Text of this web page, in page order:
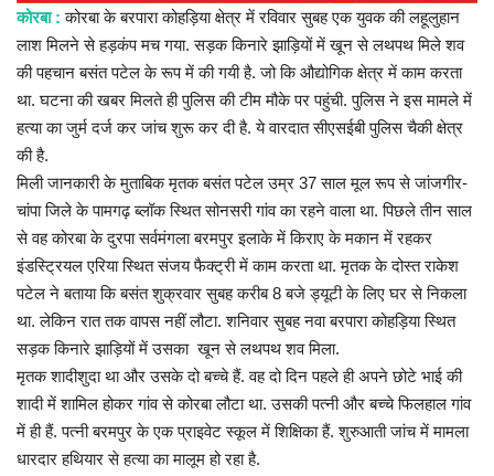
कोरबा : कोरबा के बरपारा कोहड़िया क्षेत्र में रविवार सुबह एक युवक की लहूलुहान
लाश मिलने से हड़कंप मच गया. सड़क किनारे झाड़ियों में खून से लथपथ मिले शव
की पहचान बसंत पटेल के रूप में की गयी है. जो कि औद्योगिक क्षेत्र में काम करता
था. घटना की खबर मिलते ही पुलिस की टीम मौके पर पहुंची. पुलिस ने इस मामले में
हत्या का जुर्म दर्ज कर जांच शुरू कर दी है. ये वारदात सीएसईबी पुलिस चैकी क्षेत्र
की है.
मिली जानकारी के मुताबिक मृतक बसंत पटेल उम्र 37 साल मूल रूप से जांजगीर-
चांपा जिले के पामगढ़ ब्लॉक स्थित सोनसरी गांव का रहने वाला था. पिछले तीन साल
से वह कोरबा के दुरपा सर्वमंगला बरमपुर इलाके में किराए के मकान में रहकर
इंडस्ट्रियल एरिया स्थित संजय फैक्ट्री में काम करता था. मृतक के दोस्त राकेश
पटेल ने बताया कि बसंत शुक्रवार सुबह करीब 8 बजे ड्यूटी के लिए घर से निकला
था. लेकिन रात तक वापस नहीं लौटा. शनिवार सुबह नवा बरपारा कोहड़िया स्थित
सड़क किनारे झाड़ियों में उसका खून से लथपथ शव मिला.
मृतक शादीशुदा था और उसके दो बच्चे हैं. वह दो दिन पहले ही अपने छोटे भाई की
शादी में शामिल होकर गांव से कोरबा लौटा था. उसकी पत्नी और बच्चे फिलहाल गांव
में ही हैं. पत्नी बरमपुर के एक प्राइवेट स्कूल में शिक्षिका हैं. शुरुआती जांच में मामला
धारदार हथियार से हत्या का मालूम हो रहा है.